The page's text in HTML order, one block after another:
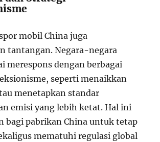
mobil China juga
tantangan. Negara-negara
merespons dengan berbagai
seperti menaikkan
menetapkan standar
emisi yang lebih ketat. Hal ini
bagi pabrikan China untuk tetap
mematuhi regulasi global